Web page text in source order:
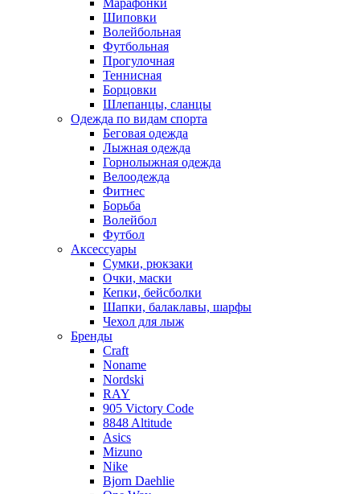
Марафонки
Шиповки
Волейбольная
Футбольная
Прогулочная
Теннисная
Борцовки
Шлепанцы, сланцы
Одежда по видам спорта
Беговая одежда
Лыжная одежда
Горнолыжная одежда
Велоодежда
Фитнес
Борьба
Волейбол
Футбол
Аксессуары
Сумки, рюкзаки
Очки, маски
Кепки, бейсболки
Шапки, балаклавы, шарфы
Чехол для лыж
Бренды
Craft
Noname
Nordski
RAY
905 Victory Code
8848 Altitude
Asics
Mizuno
Nike
Bjorn Daehlie